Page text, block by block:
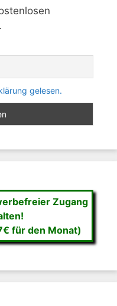
gelesen.
Zugang
für den Monat)